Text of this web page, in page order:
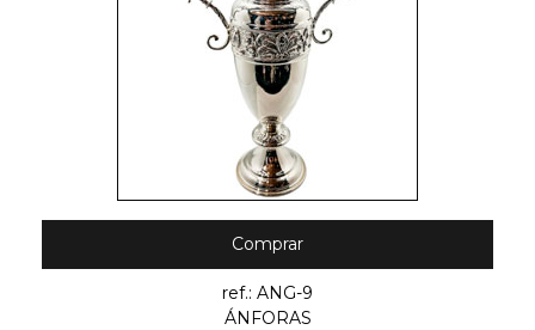
Comprar
ref.: ANG-9
ÁNFORAS